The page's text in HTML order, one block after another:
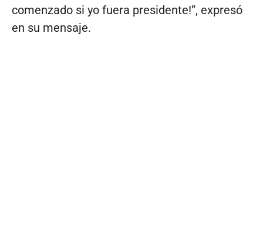
comenzado si yo fuera presidente!”, expresó
en su mensaje.